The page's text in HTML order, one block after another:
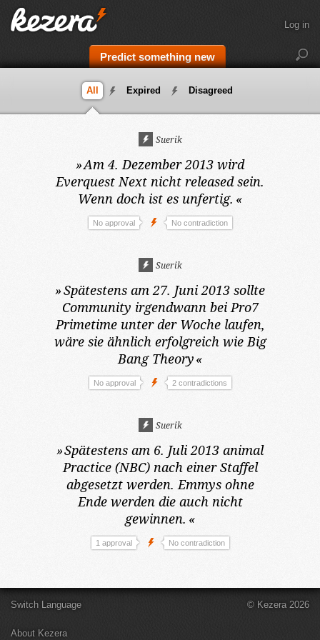
Predict something new
Log in
All Expired Disagreed
Suerik
»Am 4. Dezember 2013 wird
Everquest Next nicht released sein.
Wenn doch ist es unfertig. «
No approval No contradiction
Suerik
»Spätestens am 27. Juni 2013 sollte
Community irgendwann bei Pro7
Primetime unter der Woche laufen,
wäre sie ähnlich erfolgreich wie Big
Bang Theory«
No approval 2 contradictions
Suerik
»Spätestens am 6. Juli 2013 animal
Practice (NBC) nach einer Staffel
abgesetzt werden. Emmys ohne
Ende werden die auch nicht
gewinnen. «
1 approval No contradiction
Switch Language
About Kezera
© Kezera 2026